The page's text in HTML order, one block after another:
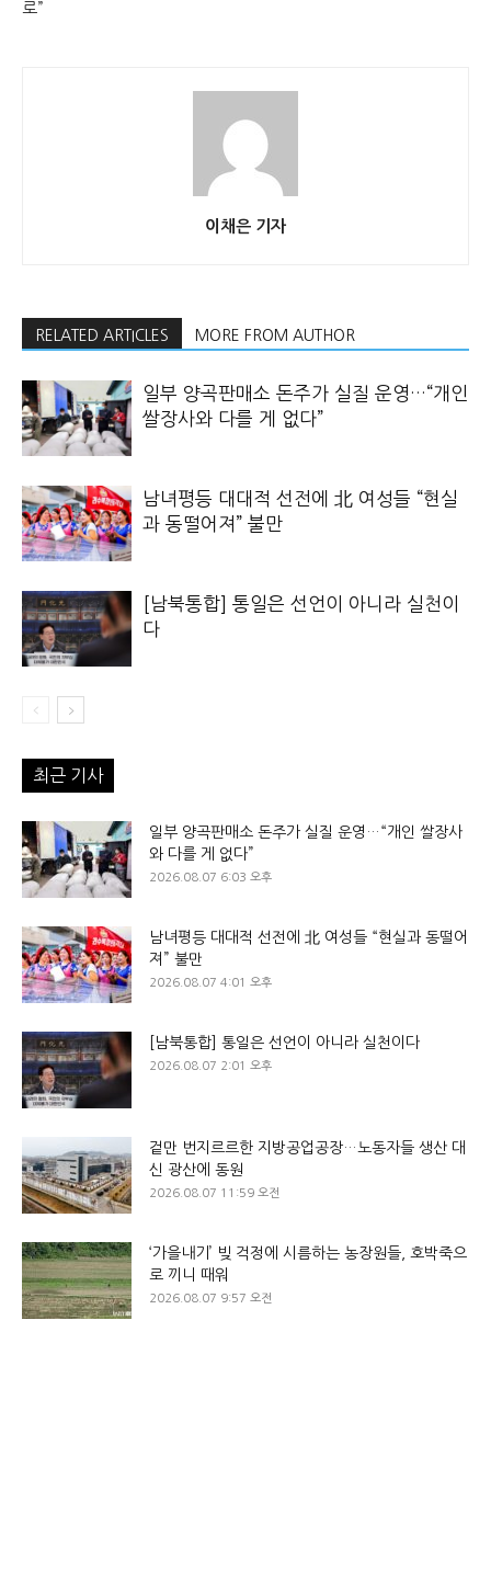
로”
이채은 기자
RELATED ARTICLES MORE FROM AUTHOR
일부 양곡판매소 돈주가 실질 운영…“개인
쌀장사와 다를 게 없다”
남녀평등 대대적 선전에 北 여성들 “현실
과 동떨어져” 불만
[남북통합] 통일은 선언이 아니라 실천이
다
최근 기사
일부 양곡판매소 돈주가 실질 운영…“개인 쌀장사
와 다를 게 없다”
2026.08.07 6:03 오후
남녀평등 대대적 선전에 北 여성들 “현실과 동떨어
져” 불만
2026.08.07 4:01 오후
[남북통합] 통일은 선언이 아니라 실천이다
2026.08.07 2:01 오후
겉만 번지르르한 지방공업공장…노동자들 생산 대
신 광산에 동원
2026.08.07 11:59 오전
‘가을내기’ 빚 걱정에 시름하는 농장원들, 호박죽으
로 끼니 때워
2026.08.07 9:57 오전